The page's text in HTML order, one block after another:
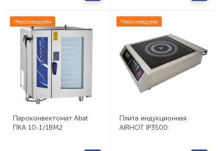
Рекомендуем
Пароконвектомат Abat
ПКА 10-1/1ВМ2
Рекомендуем
Плита индукционная
AIRHOT IP3500